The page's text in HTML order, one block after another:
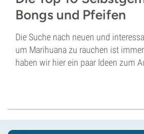
Bongs und Pfeifen
Die Suche nach neuen und
um Marihuana zu rauchen ist
haben wir hier ein paar Ideen zum